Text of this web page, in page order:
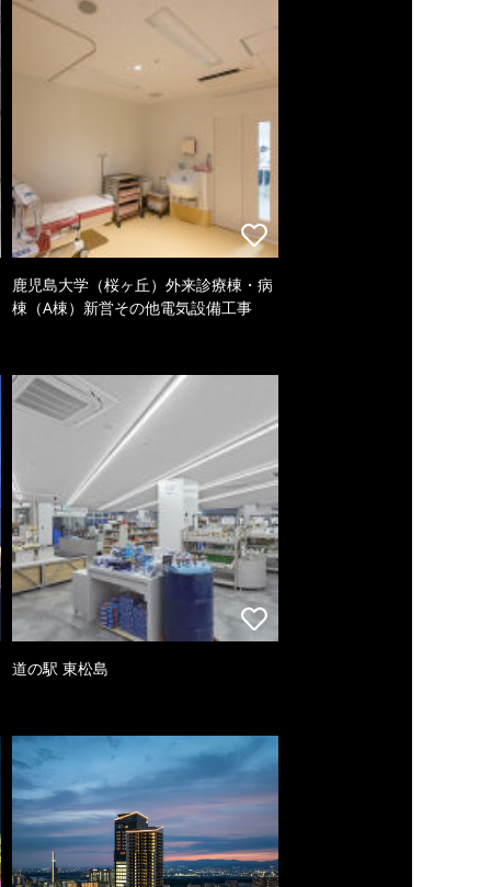
鹿児島大学（桜ヶ丘）外来診療棟・病
棟（A棟）新営その他電気設備工事
道の駅 東松島